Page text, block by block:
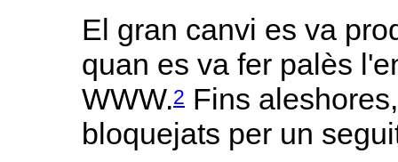
El gran canvi es va
quan es va fer palès
WWW.2 Fins
bloquejats per un